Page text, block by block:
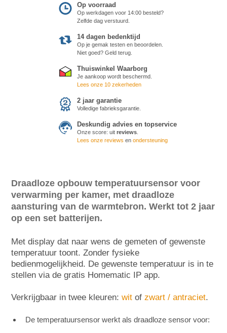
Op voorraad
Op werkdagen voor 14:00 besteld?
Zelfde dag verstuurd.
14 dagen bedenktijd
Op je gemak testen en beoordelen.
Niet goed? Geld terug.
Thuiswinkel Waarborg
Je aankoop wordt beschermd.
Lees onze 10 zekerheden
2 jaar garantie
Volledige fabrieksgarantie.
Deskundig advies en topservice
Onze score: uit reviews
Lees onze reviews en ondersteuning
Draadloze opbouw temperatuursensor voor
verwarming per kamer, met draadloze
aansturing van de warmtebron. Werkt tot 2 jaar
op een set batterijen.
Met display dat naar wens de gemeten of gewenste
temperatuur toont. Zonder fysieke
bedienmogelijkheid. De gewenste temperatuur is in te
stellen via de gratis Homematic IP app.
Verkrijgbaar in twee kleuren: wit of zwart / antraciet.
De temperatuursensor werkt als draadloze sensor voor: